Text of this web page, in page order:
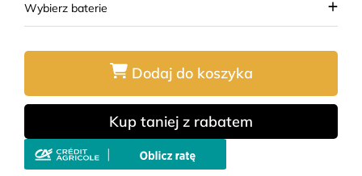
Wybierz baterie
Dodaj do koszyka
Kup taniej z rabatem